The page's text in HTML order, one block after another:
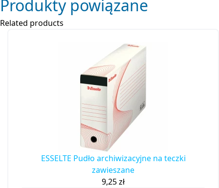
Produkty powiązane
Related products
ESSELTE Pudło archiwizacyjne na teczki
zawieszane
9,25zł